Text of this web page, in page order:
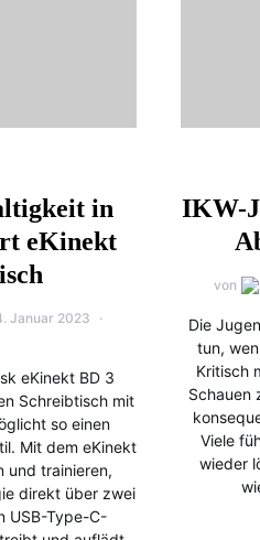
in
eKinekt
Januar 2023
eKinekt BD 3
Schreibtisch mit
so einen
Mit dem eKinekt
und trainieren,
direkt über zwei
USB-Type-C-
IKW-
von
Die
tun,
Kritisch
Schauen
Viele
wieder